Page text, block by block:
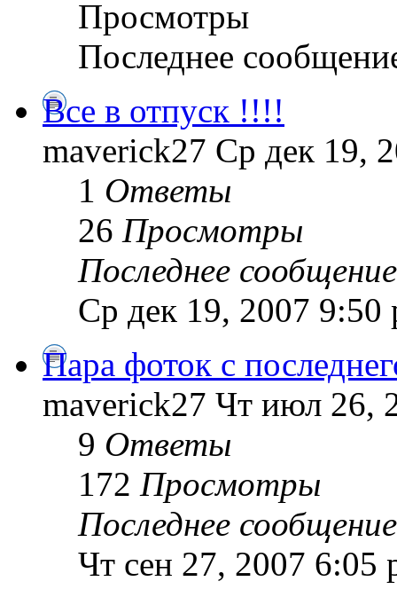
Просмотры
Последнее
Все в отпуск !!!!
maverick27 Ср дек 19,
1 Ответы
26 Просмотры
Последнее сообщение
Ср дек 19, 2007 9:50
Пара фоток с
maverick27 Чт июл 26,
9 Ответы
172 Просмотры
Последнее сообщение
Чт сен 27, 2007 6:05